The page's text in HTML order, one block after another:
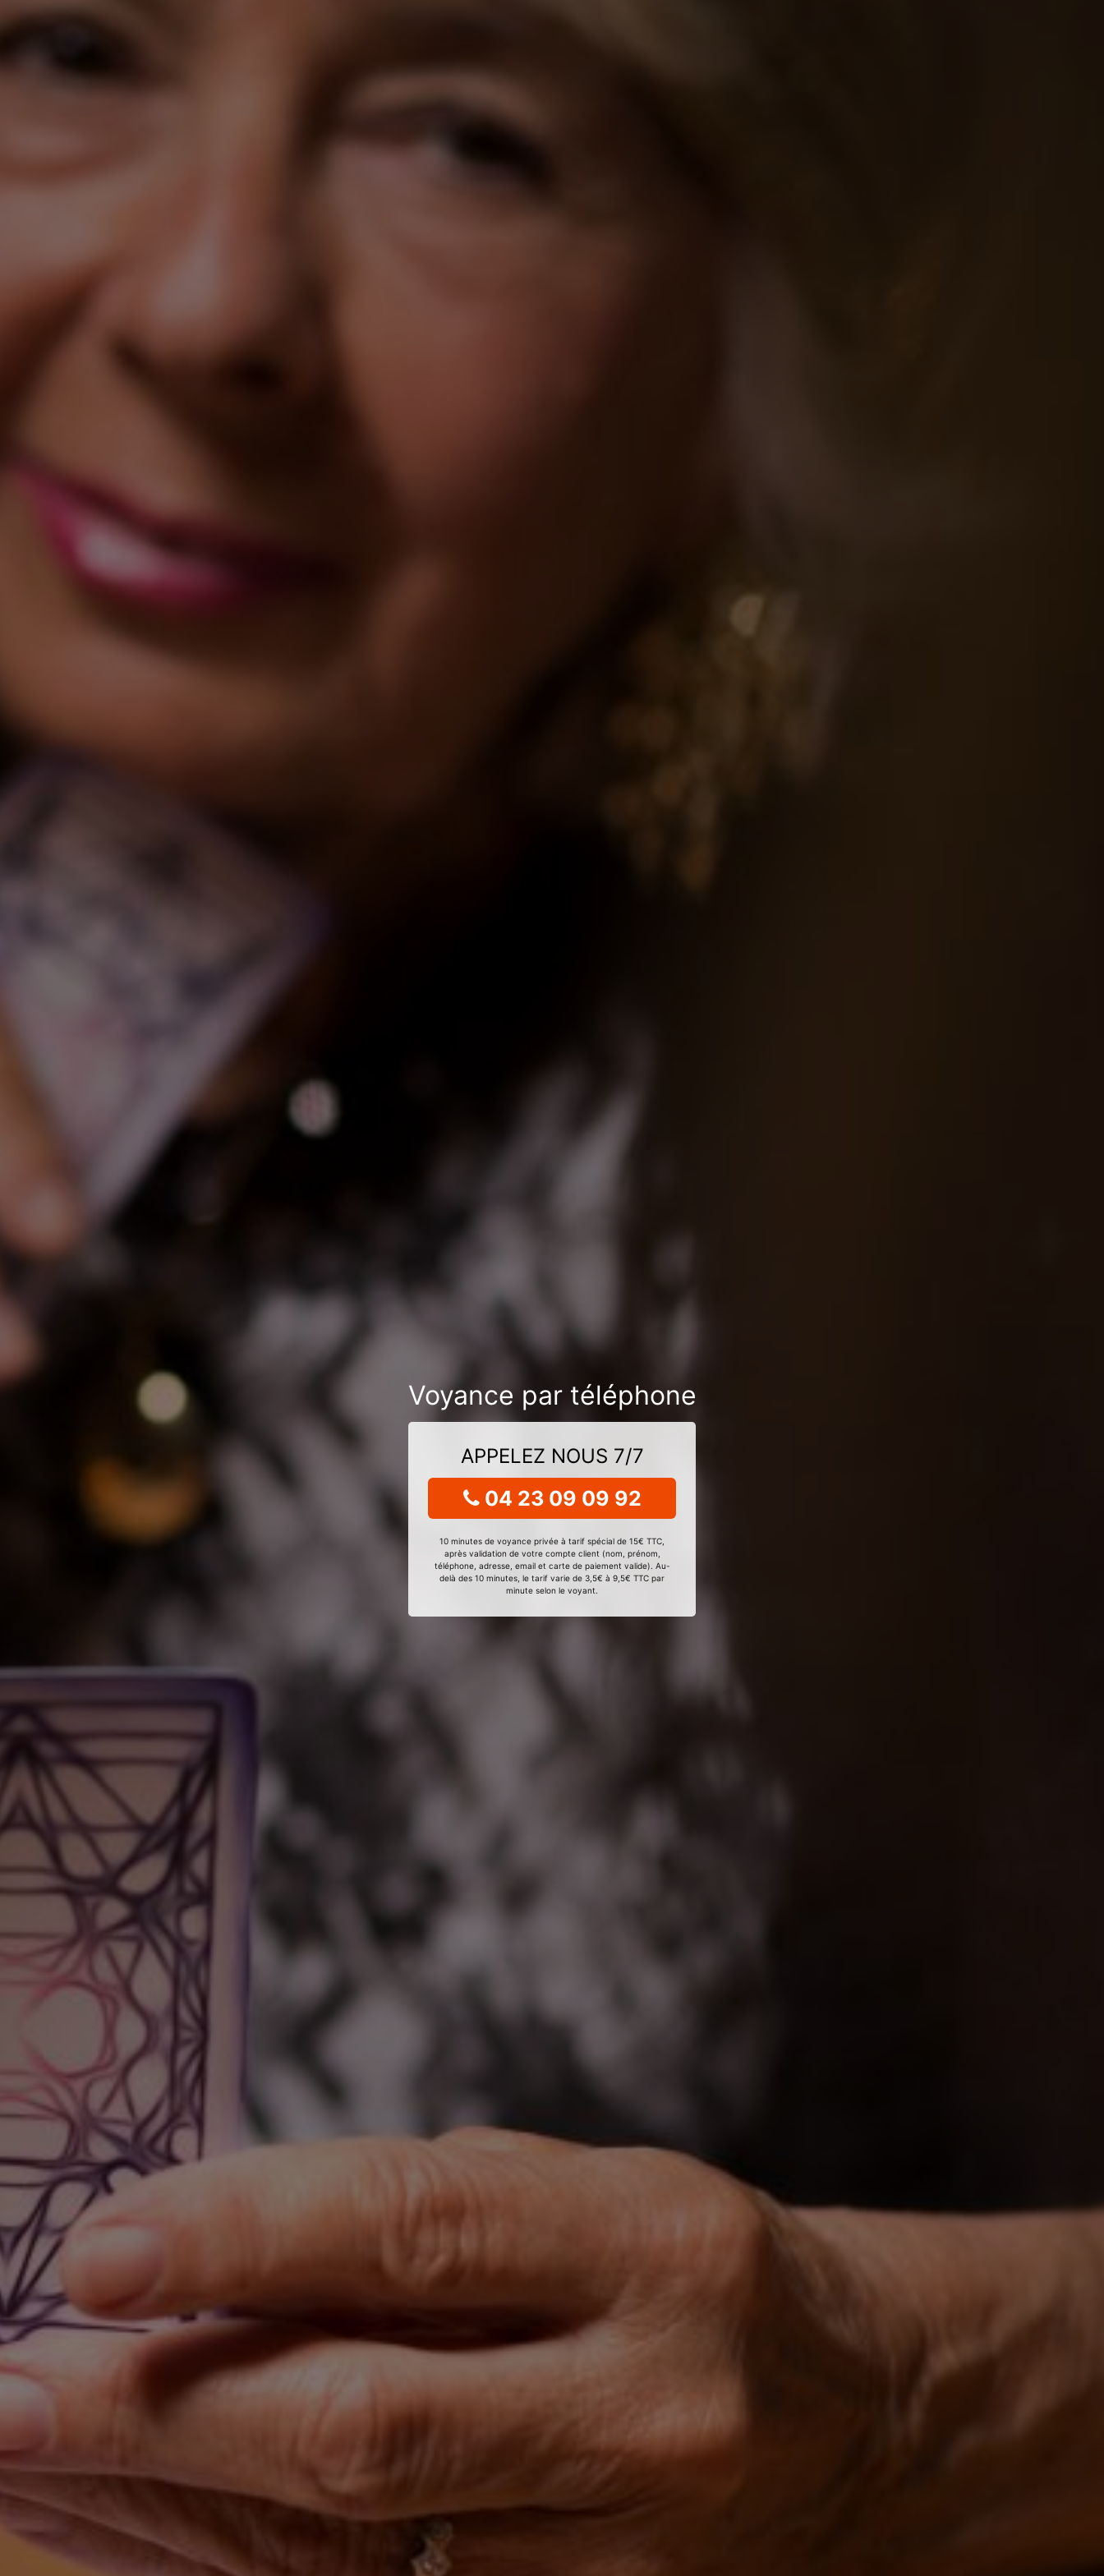
Voyance par téléphone
APPELEZ NOUS 7/7
04 23 09 09 92
10 minutes de voyance privée à tarif spécial de 15€ TTC,
après validation de votre compte client (nom, prénom,
téléphone, adresse, email et carte de paiement valide). Au-
delà des 10 minutes, le tarif varie de 3,5€ à 9,5€ TTC par
minute selon le voyant.